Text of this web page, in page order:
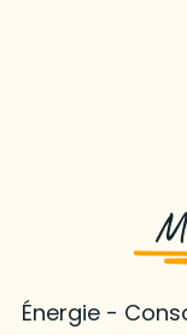
Énergie -